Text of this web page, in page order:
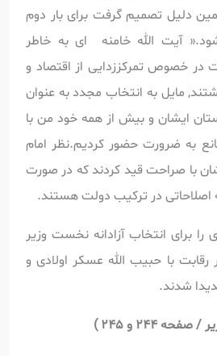
دلیل تصمیم گرفت برای بار دوم
آیت الله خامنه ای به خاطر
در خصوص تمرکززدایی از اقتصاد و
مایل به انتخاب مجدد به عنوان
ایشان و بیش از همه خود من با
به ضرورت حضور کردیم.نظر امام
با صراحت قید کردند که در صورت
در ترکیب دولت هستند.
را برای انتخاب آزادانه نخست وزیر
رقابت با حبیب الله عسکر اولادی و
شدند.
244 و 245 )